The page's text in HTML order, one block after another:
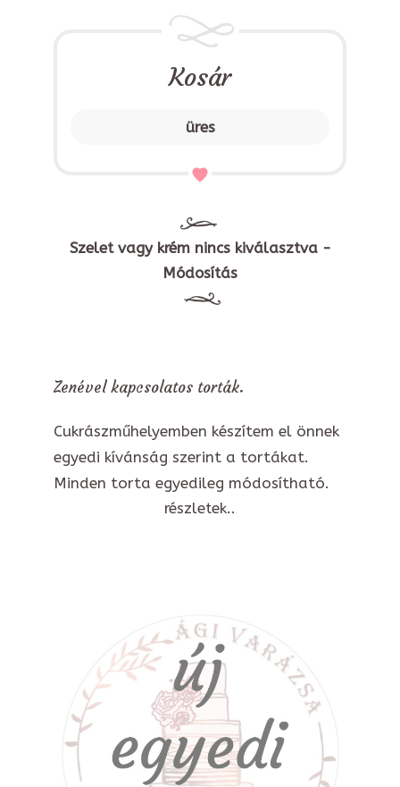
Kosár
üres
Szelet vagy krém nincs kiválasztva -
Módosítás
Zenével kapcsolatos torták.
Cukrászműhelyemben készítem el önnek
egyedi kívánság szerint a tortákat.
Minden torta egyedileg módosítható.
részletek..